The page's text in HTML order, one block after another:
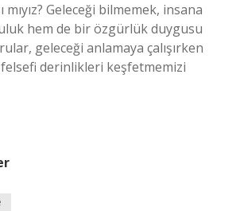
Geleceği bilmemek, insana
hem de bir özgürlük duygusu
geleceği anlamaya çalışırken
felsefi derinlikleri keşfetmemizi